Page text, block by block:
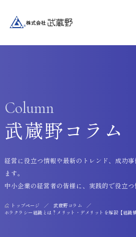
Column
武蔵野コラム
トップページ
武蔵野コラム
ホラクラシー組織とは？メリット・デメリットを解説【組織
経営に役立つ情報や最新のトレンド、成功
ます。
中小企業の経営者の皆様に、実践的で役立つ